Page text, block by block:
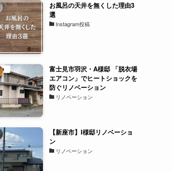
お風呂の天井を無くした理由3
選
Instagram投稿
富士見市羽沢・A様邸 「脱衣場
エアコン」でヒートショックを
防ぐリノベーション
リノベーション
【新座市】I様邸リノベーショ
ン
リノベーション